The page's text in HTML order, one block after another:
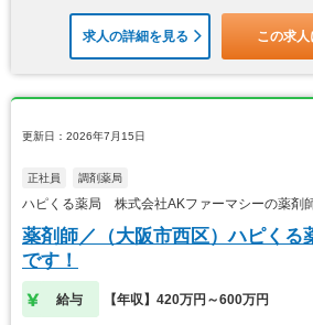
求人の詳細を見る この求
更新日：2026年7月15日
正社員 調剤薬局
ハピくる薬局 株式会社AKファーマシーの薬剤
薬剤師／（大阪市西区）ハピく
です！
給与 【年収】420万円～600万円